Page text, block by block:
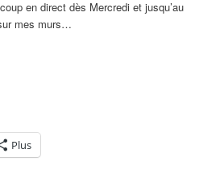
en direct dès Mercredi et jusqu’au
mes murs…
Plus